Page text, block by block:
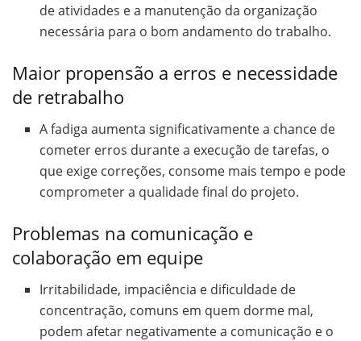
de atividades e a manutenção da organização
necessária para o bom andamento do trabalho.
Maior propensão a erros e necessidade
de retrabalho
A fadiga aumenta significativamente a chance de
cometer erros durante a execução de tarefas, o
que exige correções, consome mais tempo e pode
comprometer a qualidade final do projeto.
Problemas na comunicação e
colaboração em equipe
Irritabilidade, impaciência e dificuldade de
concentração, comuns em quem dorme mal,
podem afetar negativamente a comunicação e o